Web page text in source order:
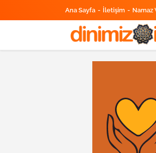
Ana Sayfa İletişim Namaz